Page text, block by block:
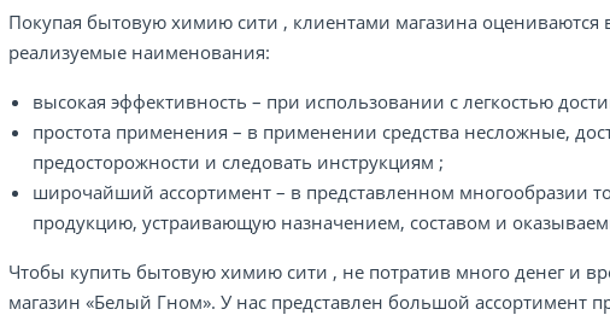
Покупая бытовую химию сити , клиентами магазина оцениваются
реализуемые наименования:
высокая эффективность – при использовании с легкостью
простота применения – в применении средства несложные,
предосторожности и следовать инструкциям ;
широчайший ассортимент – в представленном многообразии
продукцию, устраивающую назначением, составом и
Чтобы купить бытовую химию сити , не потратив много денег и
магазин «Белый Гном». У нас представлен большой ассортимент